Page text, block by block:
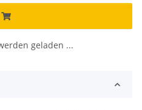
geladen ...